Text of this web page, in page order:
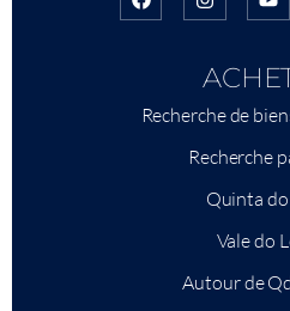
Recherche de
Recherche
Quinta do
Vale do
Autour de